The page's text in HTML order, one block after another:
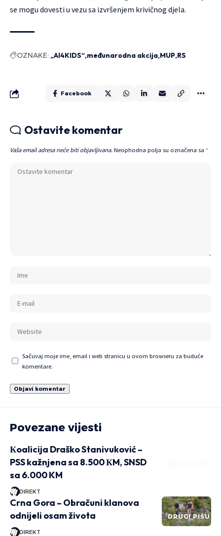
se mogu dovesti u vezu sa izvršenjem krivičnog djela.
OZNAKE: „AI4KIDS“ međunarodna akcija MUP RS
Facebook
Ostavite komentar
Vaša email adresa neće biti objavljivana. Neophodna polja su označena sa *
Sačuvaj moje ime, email i web stranicu u ovom browseru za buduće
komentare.
Povezane vijesti
Кoalicija Draško Stanivuković –
PSS kažnjena sa 8.500 КM, SNSD
sa 6.000 KM
DIREKT
DRUGI PIŠU
Crna Gora – Obračuni klanova
odnijeli osam života
DIREKT